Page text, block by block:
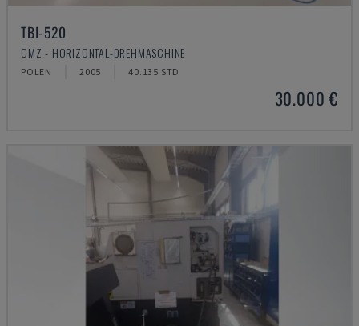
TBI-520
CMZ - HORIZONTAL-DREHMASCHINE
POLEN 2005 40.135 STD
30.000 €